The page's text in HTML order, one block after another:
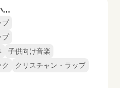
…
プ
プ
子供向け音楽
クリスチャン・ラップ